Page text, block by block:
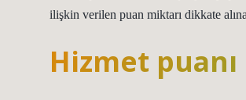
ilişkin verilen puan miktarı dikkate
Hizmet